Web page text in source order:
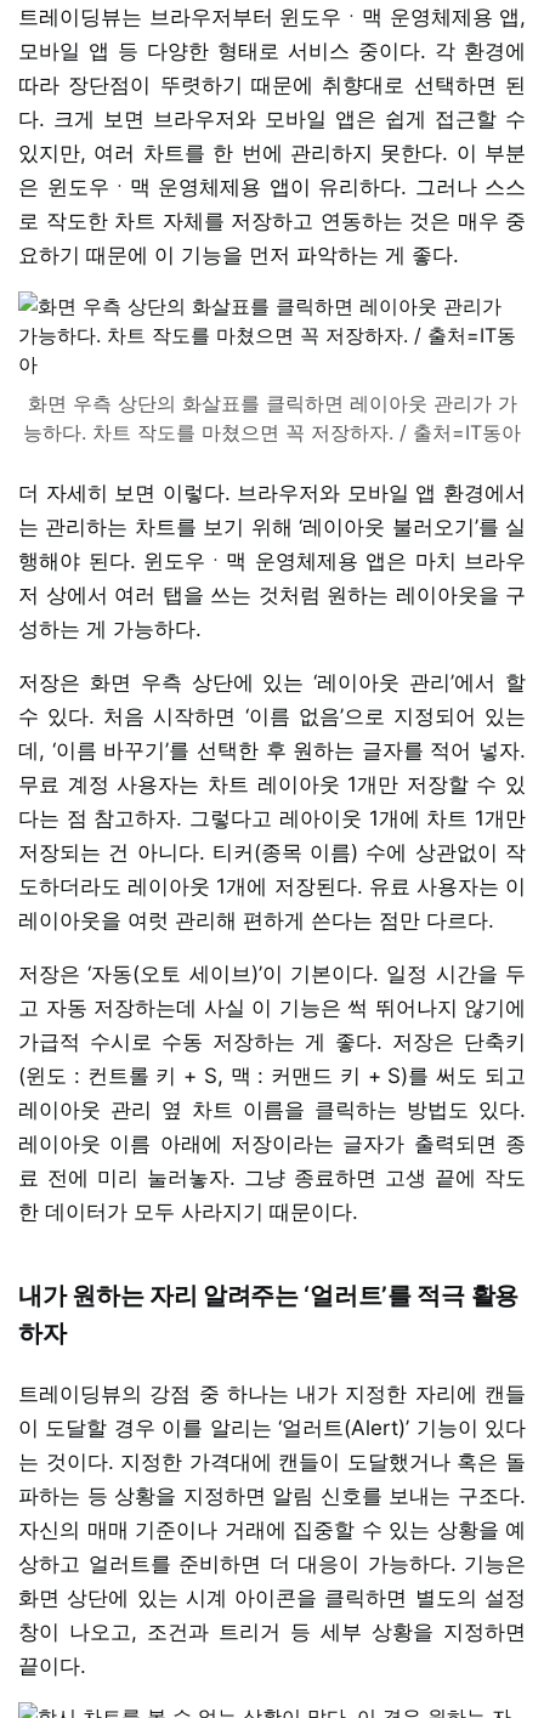
트레이딩뷰는 브라우저부터 윈도우ㆍ맥 운영체제용 앱,
모바일 앱 등 다양한 형태로 서비스 중이다. 각 환경에
따라 장단점이 뚜렷하기 때문에 취향대로 선택하면 된
다. 크게 보면 브라우저와 모바일 앱은 쉽게 접근할 수
있지만, 여러 차트를 한 번에 관리하지 못한다. 이 부분
은 윈도우ㆍ맥 운영체제용 앱이 유리하다. 그러나 스스
로 작도한 차트 자체를 저장하고 연동하는 것은 매우 중
요하기 때문에 이 기능을 먼저 파악하는 게 좋다.
화면 우측 상단의 화살표를 클릭하면 레이아웃 관리가 가
능하다. 차트 작도를 마쳤으면 꼭 저장하자. / 출처=IT동아
더 자세히 보면 이렇다. 브라우저와 모바일 앱 환경에서
는 관리하는 차트를 보기 위해 ‘레이아웃 불러오기’를 실
행해야 된다. 윈도우ㆍ맥 운영체제용 앱은 마치 브라우
저 상에서 여러 탭을 쓰는 것처럼 원하는 레이아웃을 구
성하는 게 가능하다.
저장은 화면 우측 상단에 있는 ‘레이아웃 관리’에서 할
수 있다. 처음 시작하면 ‘이름 없음’으로 지정되어 있는
데, ‘이름 바꾸기’를 선택한 후 원하는 글자를 적어 넣자.
무료 계정 사용자는 차트 레이아웃 1개만 저장할 수 있
다는 점 참고하자. 그렇다고 레아이웃 1개에 차트 1개만
저장되는 건 아니다. 티커(종목 이름) 수에 상관없이 작
도하더라도 레이아웃 1개에 저장된다. 유료 사용자는 이
레이아웃을 여럿 관리해 편하게 쓴다는 점만 다르다.
저장은 ‘자동(오토 세이브)’이 기본이다. 일정 시간을 두
고 자동 저장하는데 사실 이 기능은 썩 뛰어나지 않기에
가급적 수시로 수동 저장하는 게 좋다. 저장은 단축키
(윈도 : 컨트롤 키 + S, 맥 : 커맨드 키 + S)를 써도 되고
레이아웃 관리 옆 차트 이름을 클릭하는 방법도 있다.
레이아웃 이름 아래에 저장이라는 글자가 출력되면 종
료 전에 미리 눌러놓자. 그냥 종료하면 고생 끝에 작도
한 데이터가 모두 사라지기 때문이다.
내가 원하는 자리 알려주는 ‘얼러트’를 적극 활용
하자
트레이딩뷰의 강점 중 하나는 내가 지정한 자리에 캔들
이 도달할 경우 이를 알리는 ‘얼러트(Alert)’ 기능이 있다
는 것이다. 지정한 가격대에 캔들이 도달했거나 혹은 돌
파하는 등 상황을 지정하면 알림 신호를 보내는 구조다.
자신의 매매 기준이나 거래에 집중할 수 있는 상황을 예
상하고 얼러트를 준비하면 더 대응이 가능하다. 기능은
화면 상단에 있는 시계 아이콘을 클릭하면 별도의 설정
창이 나오고, 조건과 트리거 등 세부 상황을 지정하면
끝이다.